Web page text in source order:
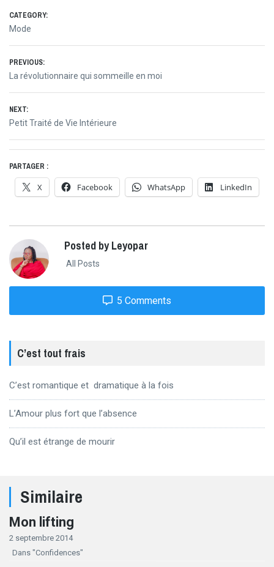
CATEGORY:
Mode
Navigation
de
l’article
PREVIOUS:
Previous
La révolutionnaire qui sommeille en moi
NEXT:
Next
Petit Traité de Vie Intérieure
PARTAGER :
X Facebook WhatsApp LinkedIn
Posted by Leyopar
All Posts
5 Comments
C’est tout frais
C’est romantique et dramatique à la fois
L’Amour plus fort que l’absence
Qu’il est étrange de mourir
Similaire
Mon lifting
2 septembre 2014
Dans "Confidences"